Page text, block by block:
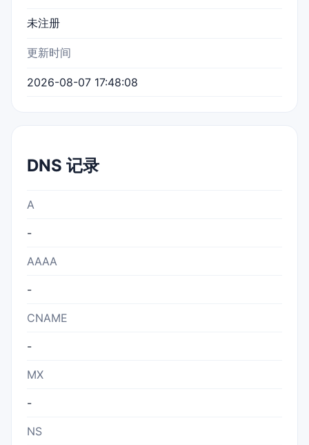
未注册
更新时间
2026-08-07 17:48:08
DNS 记录
A
-
AAAA
-
CNAME
-
MX
-
NS